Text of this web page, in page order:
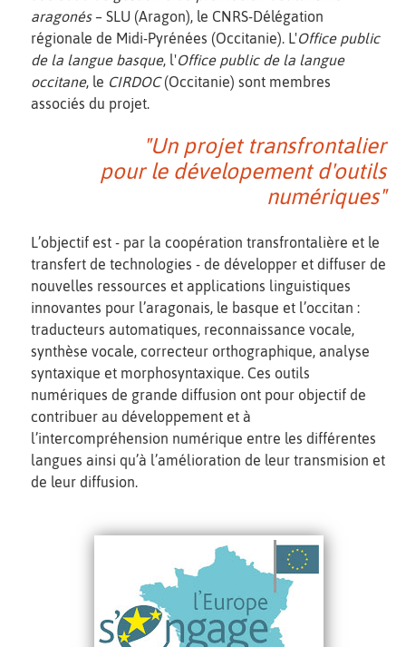
aragonés– SLU (Aragon), le CNRS-Délégation
régionale de Midi-Pyrénées (Occitanie). L'Office public
de la langue basque, l'Office public de la langue
occitane, le CIRDOC(Occitanie) sont membres
associés du projet.
"Un projet transfrontalier
pour le dévelopement d'outils
numériques"
L’objectif est - par la coopération transfrontalière et le
transfert de technologies - de développer et diffuser de
nouvelles ressources et applications linguistiques
innovantes pour l’aragonais, le basque et l’occitan :
traducteurs automatiques, reconnaissance vocale,
synthèse vocale, correcteur orthographique, analyse
syntaxique et morphosyntaxique. Ces outils
numériques de grande diffusion ont pour objectif de
contribuer au développement et à
l’intercompréhension numérique entre les différentes
langues ainsi qu’à l’amélioration de leur transmision et
de leur diffusion.